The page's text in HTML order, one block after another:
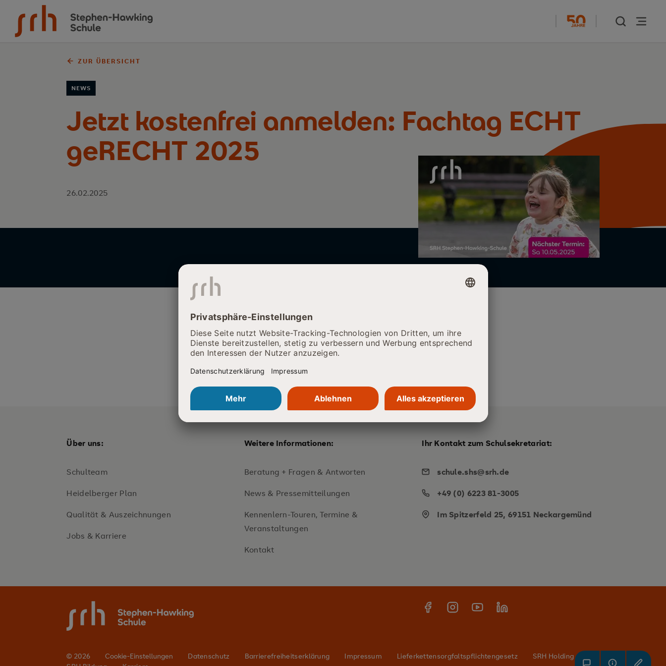
Zum Inhalt springen
ZUR ÜBERSICHT
NEWS
Jetzt kostenfrei anmelden: Fachtag ECHT
geRECHT 2025
26.02.2025
Über uns:
Schulteam
Heidelberger Plan
Qualität & Auszeichnungen
Jobs & Karriere
Weitere Informationen:
Beratung + Fragen & Antworten
News & Pressemitteilungen
Kennenlern-Touren, Termine &
Veranstaltungen
Kontakt
Ihr Kontakt zum Schulsekretariat:
schule.shs@srh.de
+49 (0) 6223 81-3005
Im Spitzerfeld 25, 69151 Neckargemünd
© 2026 Cookie-Einstellungen Datenschutz Barrierefreiheitserklärung Impressum Lieferkettensorgfaltspflichtengesetz
SRH Holding